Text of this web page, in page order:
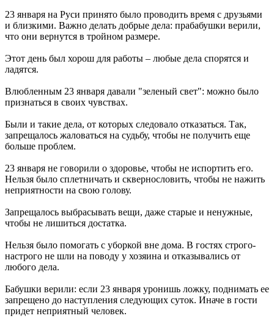
В Самаре пустят дополнительный транспорт в день матча КС
— "Балтика"
07.08.2026 | 20:07
172 и 174
07.08.2026 | 19:29
рассказали, какие продукты дорожают летом
07.08.2026 | 19:11
07.08.2026 | 18:55
В облизбиркоме разыграли порядок размещения эмблем
политических партий в избирательных бюллетенях
Исследование: россияне увеличивают расходы на спорт и
ЗОЖ
07.08.2026 | 18:24
четырех пляжах
07.08.2026 | 18:22
развитие Самарской области" выдающимся жителям
07.08.2026 | 18:21
В Тольятти отремонтируют тротуары и проезды
"Самара в движении": расписание бесплатных тренировок 8
августа
07.08.2026 | 17:56
23 января на Руси принято было проводить время с друзьями
и близкими. Важно делать добрые дела: прабабушки верили,
что они вернутся в тройном размере.
Этот день был хорош для работы – любые дела спорятся и
ладятся.
Влюбленным 23 января давали "зеленый свет": можно было
признаться в своих чувствах.
Были и такие дела, от которых следовало отказаться. Так,
запрещалось жаловаться на судьбу, чтобы не получить еще
больше проблем.
23 января не говорили о здоровье, чтобы не испортить его.
Нельзя было сплетничать и сквернословить, чтобы не нажить
неприятности на свою голову.
Запрещалось выбрасывать вещи, даже старые и ненужные,
чтобы не лишиться достатка.
Нельзя было помогать с уборкой вне дома. В гостях строго-
настрого не шли на поводу у хозяина и отказывались от
любого дела.
Бабушки верили: если 23 января уронишь ложку, поднимать ее
запрещено до наступления следующих суток. Иначе в гости
придет неприятный человек.